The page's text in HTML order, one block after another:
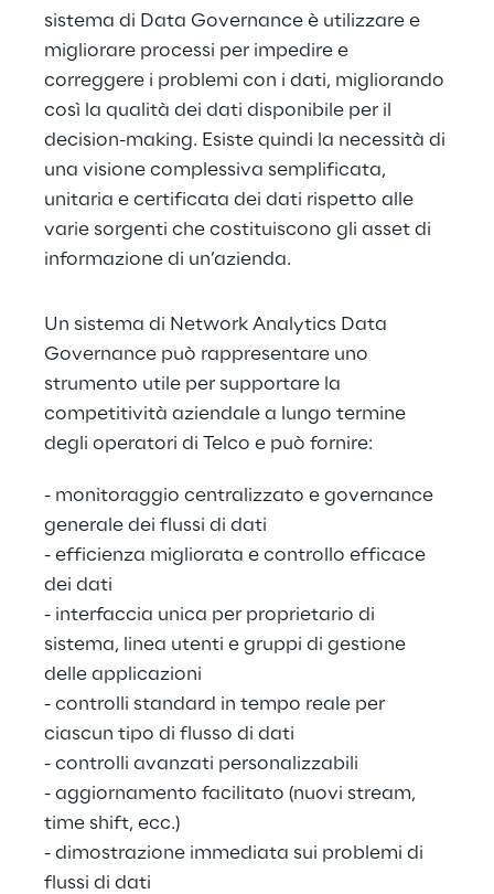
sistema di Data Governance è utilizzare e
migliorare processi per impedire e
correggere i problemi con i dati, migliorando
così la qualità dei dati disponibile per il
decision-making. Esiste quindi la necessità di
una visione complessiva semplificata,
unitaria e certificata dei dati rispetto alle
varie sorgenti che costituiscono gli asset di
informazione di un’azienda.
Un sistema di Network Analytics Data
Governance può rappresentare uno
strumento utile per supportare la
competitività aziendale a lungo termine
degli operatori di Telco e può fornire:
- monitoraggio centralizzato e governance
generale dei flussi di dati
- efficienza migliorata e controllo efficace
dei dati
- interfaccia unica per proprietario di
sistema, linea utenti e gruppi di gestione
delle applicazioni
- controlli standard in tempo reale per
ciascun tipo di flusso di dati
- controlli avanzati personalizzabili
- aggiornamento facilitato (nuovi stream,
time shift, ecc.)
- dimostrazione immediata sui problemi di
flussi di dati